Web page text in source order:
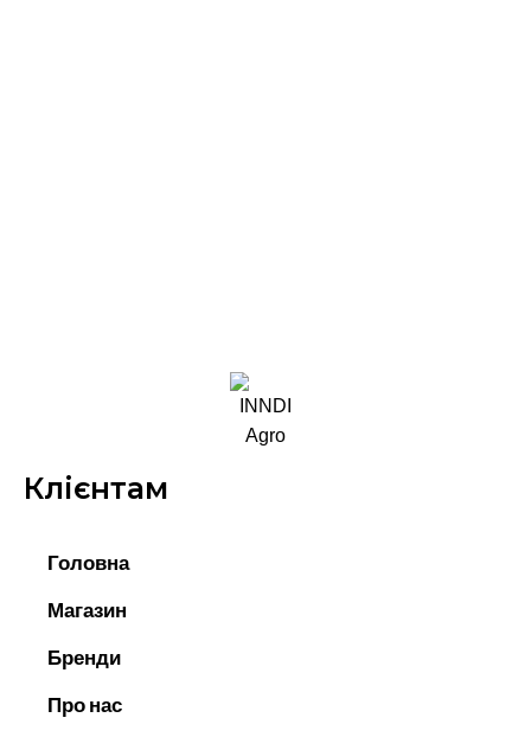
Клієнтам
Головна
Магазин
Бренди
Про нас